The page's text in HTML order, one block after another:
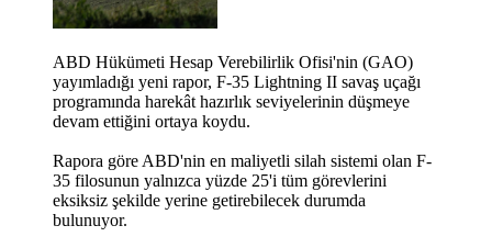
ABD Hükümeti Hesap Verebilirlik Ofisi'nin (GAO)
yayımladığı yeni rapor, F-35 Lightning II savaş uçağı
programında harekât hazırlık seviyelerinin düşmeye
devam ettiğini ortaya koydu.
Rapora göre ABD'nin en maliyetli silah sistemi olan F-
35 filosunun yalnızca yüzde 25'i tüm görevlerini
eksiksiz şekilde yerine getirebilecek durumda
bulunuyor.